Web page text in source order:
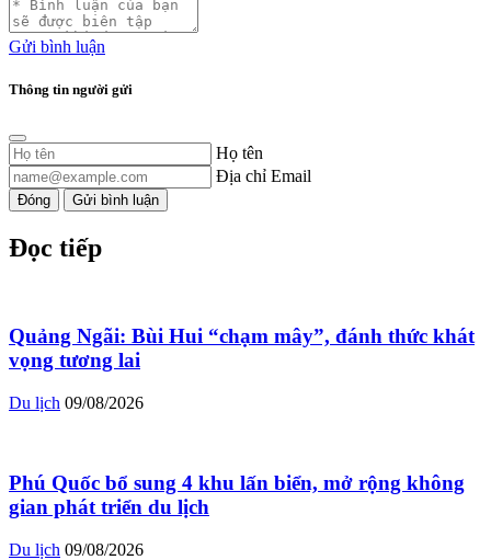
Gửi bình luận
Thông tin người gửi
Họ tên
Địa chỉ Email
Đóng Gửi bình luận
Đọc tiếp
Quảng Ngãi: Bùi Hui “chạm mây”, đánh thức khát
vọng tương lai
Du lịch 09/08/2026
Phú Quốc bổ sung 4 khu lấn biển, mở rộng không
gian phát triển du lịch
Du lịch 09/08/2026